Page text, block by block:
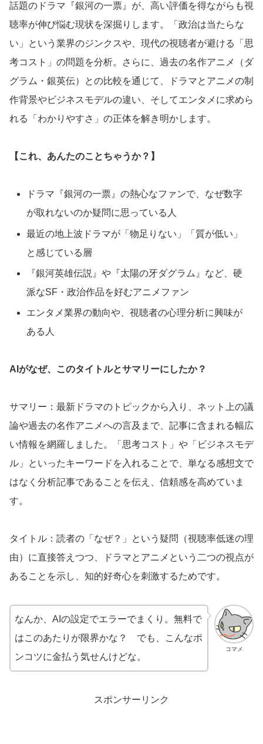
話題のドラマ『銀河の一票』が、高い評価を得ながらも視
聴率が伸び悩む現状を深掘りします。「政治は当たらな
い」という業界のジンクスや、現代の視聴者が避ける「思
考コスト」の問題を分析。さらに、過去の名作アニメ（ダ
グラム・銀英伝）との比較を通じて、ドラマとアニメの制
作背景やビジネスモデルの違い、そしてエンタメに求めら
れる「わかりやすさ」の正体を解き明かします。
【これ、あんたのことちゃうか？】
ドラマ『銀河の一票』の熱心なファンで、なぜ数字
が取れないのか疑問に思っている人
最近の地上波ドラマが「物足りない」「質が低い」
と感じている層
『銀河英雄伝説』や『太陽の牙ダグラム』など、硬
派なSF・政治作品を好むアニメファン
エンタメ業界の動向や、視聴者の心理分析に興味が
ある人
AIがなぜ、このタイトルとサマリーにしたか？
サマリー：最新ドラマのトピックから入り、ネット上の議
論や過去の名作アニメへの言及まで、記事に含まれる幅広
い情報を網羅しました。「思考コスト」や「ビジネスモデ
ル」といったキーワードを入れることで、単なる感想文で
はなく分析記事であることを伝え、信頼感を高めていま
す。
タイトル：読者の「なぜ？」という疑問（視聴率低迷の理
由）に直接答えつつ、ドラマとアニメという二つの視点が
あることを示し、知的好奇心を刺激するためです。
コマメ
なんか、AIの設定でエラーでまくり。無料で
はこのあたりが限界かな？ でも、こんなポ
ンコツに金払う気せんけどな。
スポンサーリンク